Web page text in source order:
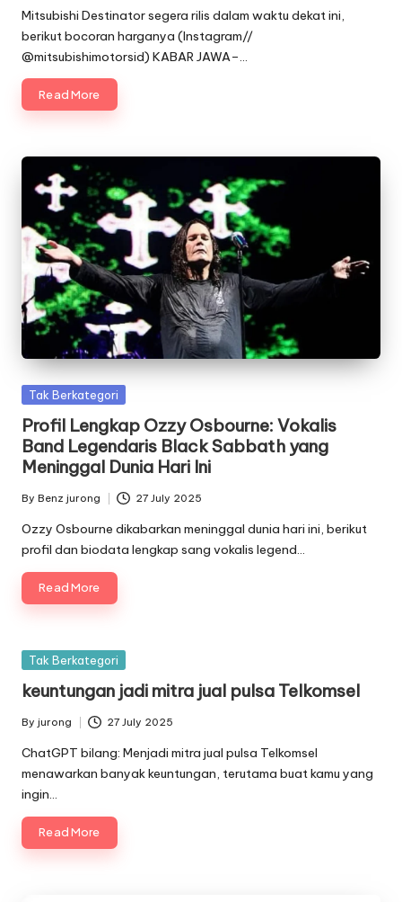
by
Mitsubishi Destinator segera rilis dalam waktu dekat ini,
berikut bocoran harganya (Instagram//
@mitsubishimotorsid) KABAR JAWA–…
Read More
Posted
Tak Berkategori
Profil Lengkap Ozzy Osbourne: Vokalis
Band Legendaris Black Sabbath yang
Meninggal Dunia Hari Ini
Posted
by
By Benz jurong 27 July 2025
Ozzy Osbourne dikabarkan meninggal dunia hari ini, berikut
profil dan biodata lengkap sang vokalis legend…
Read More
Posted
Tak Berkategori
keuntungan jadi mitra jual pulsa Telkomsel
Posted
by
By jurong 27 July 2025
ChatGPT bilang: Menjadi mitra jual pulsa Telkomsel
menawarkan banyak keuntungan, terutama buat kamu yang
ingin…
Read More